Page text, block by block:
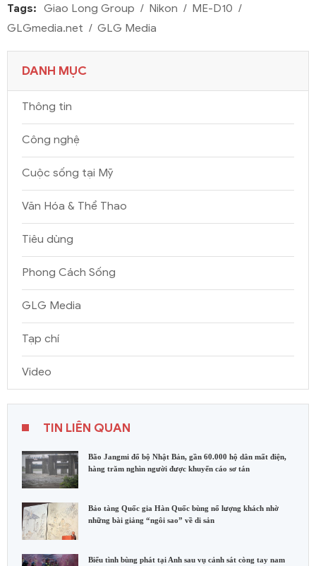
Tags: Giao Long Group Nikon
ME-D10
GLGmedia.net
GLG Media
DANH MỤC
Thông tin
Công nghệ
Cuộc sống tại Mỹ
Văn Hóa & Thể Thao
Tiêu dùng
Phong Cách Sống
GLG Media
Tạp chí
Video
TIN LIÊN QUAN
Bão Jangmi đổ bộ Nhật Bản, gần 60.000 hộ dân mất điện,
hàng trăm nghìn người được khuyến cáo sơ tán
Bảo tàng Quốc gia Hàn Quốc bùng nổ lượng khách nhờ
những bài giảng “ngôi sao” về di sản
Biểu tình bùng phát tại Anh sau vụ cảnh sát còng tay nam